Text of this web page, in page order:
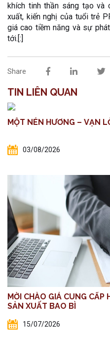
khích tinh thần sáng tạo và
xuất, kiến nghị của tuổi trẻ
giá cao tiềm năng và sự
tới.[:]
Share
TIN LIÊN QUAN
MỘT NÉN HƯƠNG – VẠN
03/08/2026
MỜI CHÀO GIÁ CUNG CẤP
SẢN XUẤT BAO BÌ
15/07/2026